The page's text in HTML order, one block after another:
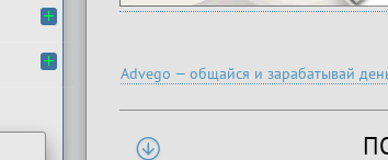
Advego — общайся и зарабатывай